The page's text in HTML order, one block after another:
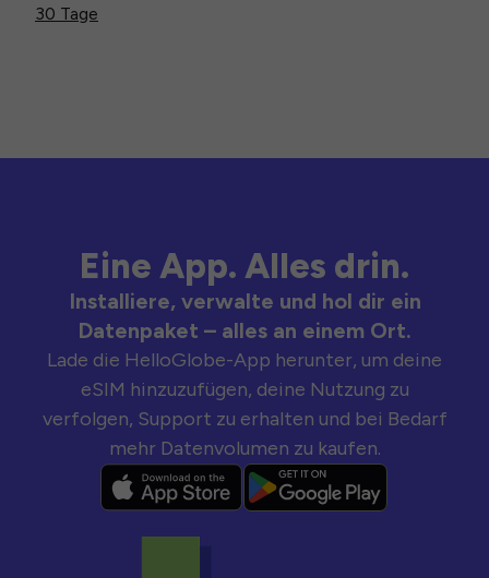
30 Tage
Eine App. Alles drin.
Installiere, verwalte und hol dir ein
Datenpaket – alles an einem Ort.
Lade die HelloGlobe-App herunter, um deine
eSIM hinzuzufügen, deine Nutzung zu
verfolgen, Support zu erhalten und bei Bedarf
mehr Datenvolumen zu kaufen.